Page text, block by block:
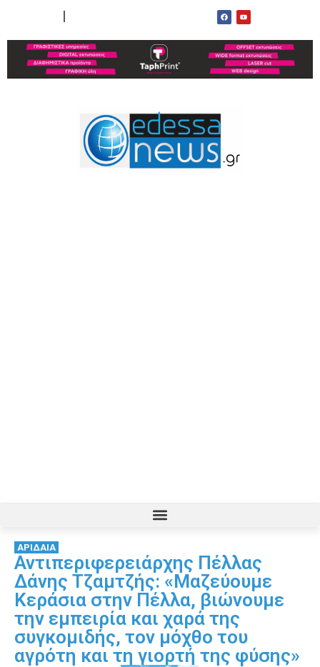
ΑΡΙΔΑΙΑ
Αντιπεριφερειάρχης Πέλλας
Δάνης Τζαμτζής: «Μαζεύουμε
Κεράσια στην Πέλλα, βιώνουμε
την εμπειρία και χαρά της
συγκομιδής, τον μόχθο του
αγρότη και τη γιορτή της φύσης»